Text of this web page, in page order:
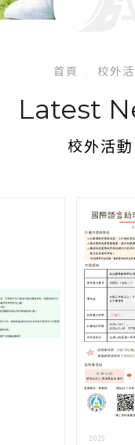
首頁 校外
Latest
校外活動
2025